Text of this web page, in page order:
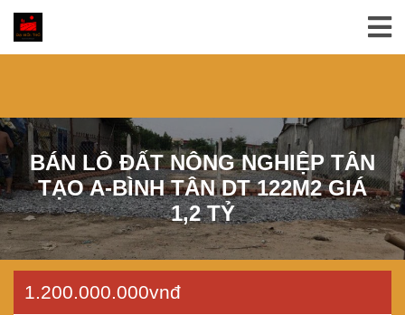
BÁN LÔ ĐẤT NÔNG NGHIỆP TÂN
TẠO A-BÌNH TÂN DT 122M2 GIÁ
1,2 TỶ
1.200.000.000vnđ